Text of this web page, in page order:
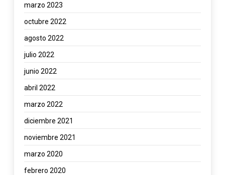
marzo 2023
octubre 2022
agosto 2022
julio 2022
junio 2022
abril 2022
marzo 2022
diciembre 2021
noviembre 2021
marzo 2020
febrero 2020